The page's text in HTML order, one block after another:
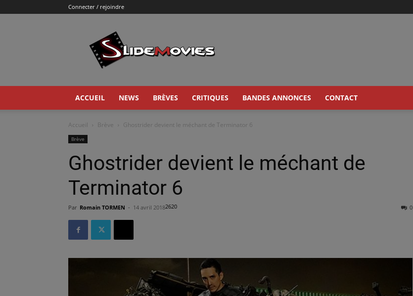
Connecter / rejoindre
ACCUEIL NEWS BRÈVES CRITIQUES BANDES ANNONCES CONTACT
Accueil Brève Ghostrider devient le méchant de Terminator 6
Brève
Ghostrider devient le méchant de
Terminator 6
Par Romain TORMEN - 14 avril 2018 0
2620